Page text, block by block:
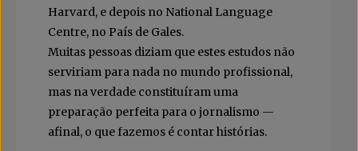
Harvard, e depois no National Language
Centre, no País de Gales.
Muitas pessoas diziam que estes estudos não
serviriam para nada no mundo profissional,
mas na verdade constituíram uma
preparação perfeita para o jornalismo —
afinal, o que fazemos é contar histórias.